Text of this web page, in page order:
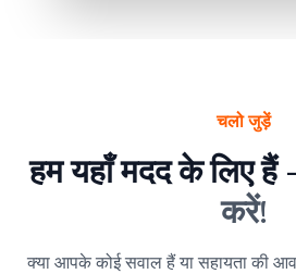
चलो जुड़ें
हम यहाँ मदद के लिए हैं -
करें!
क्या आपके कोई सवाल हैं या सहायता की